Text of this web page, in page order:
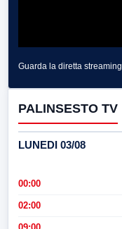
Guarda la diretta streaming
PALINSESTO TV
LUNEDI 03/08
00:00
02:00